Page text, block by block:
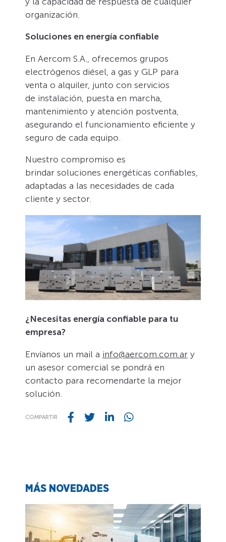
organización.
Soluciones en energía confiable
En Aercom S.A., ofrecemos grupos
electrógenos diésel, a gas y GLP para
venta o alquiler, junto con servicios
de instalación, puesta en marcha,
mantenimiento y atención postventa,
asegurando el funcionamiento eficiente y
seguro de cada equipo.
Nuestro compromiso es
brindar soluciones energéticas confiables,
adaptadas a las necesidades de cada
cliente y sector.
¿Necesitas energía confiable para tu
empresa?
Envíanos un mail a info@aercom.com.ar y
un asesor comercial se pondrá en
contacto para recomendarte la mejor
solución.
COMPARTIR
MÁS NOVEDADES